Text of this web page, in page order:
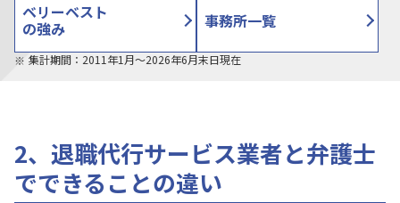
ベリーベスト
の強み 事務所一覧
集計期間：2011年1月〜2026年6月末日現在
2、退職代行サービス業者と弁護士
でできることの違い